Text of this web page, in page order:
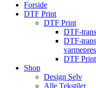
Forside
DTF Print
DTF Print
DTF-
DTF-
varmepres
DTF
Shop
Design Selv
Alle Tekstiler